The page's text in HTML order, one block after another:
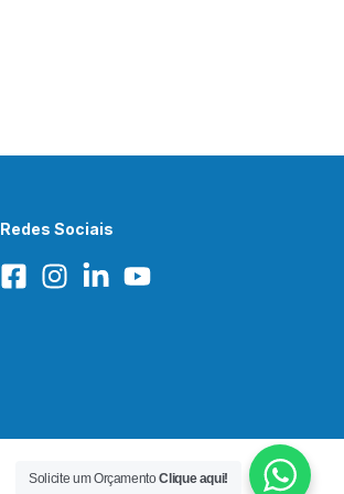
Redes Sociais
Solicite um OrçamentoClique aqui!